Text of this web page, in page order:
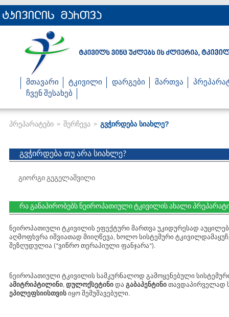
მთავარი ტკივილი დარგები მართვა
ჩვენ შესახებ
პრეპარატები > შერჩევა > გვჭირდება სიახლე?
გვჭირდება თუ არა სიახლე?
გიორგი გეგელაშვილი
რა განაპირობებს ნეიროპათიული ტკივილის ახალი
ნეიროპათიული ტკივილის ეფექტური მართვა უკიდურესად
აღმოფხვრა იშვიათად მიიღწევა, ხოლო სისტემური
შეზღუდულია (“ვიწრო თერაპიული ფანჯარა”).
ნეიროპათიული ტკივილის სამკურნალოდ გამოყენებული
ამიტრიპტილინი, დულოქსეტინი და გაბაპენტინი თავდაპირველად
ეპილეფსიისთვის იყო შემუშავებული.